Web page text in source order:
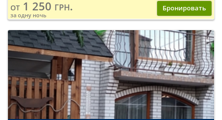
от 1 250 грн.
за одну ночь
Бронировать